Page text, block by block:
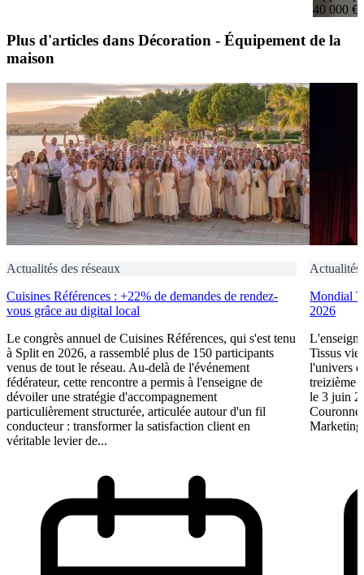
40 000 €
Plus d'articles dans Décoration - Équipement de la
maison
Actualités des réseaux
Cuisines Références : +22% de demandes de rendez-
vous grâce au digital local
Le congrès annuel de Cuisines Références, qui s'est tenu
à Split en 2026, a rassemblé plus de 150 participants
venus de tout le réseau. Au-delà de l'événement
fédérateur, cette rencontre a permis à l'enseigne de
dévoiler une stratégie d'accompagnement
particulièrement structurée, articulée autour d'un fil
conducteur : transformer la satisfaction client en
véritable levier de...
Actualités
Mondial
2026
Tissus
l'univers
treizième
le 3 juin